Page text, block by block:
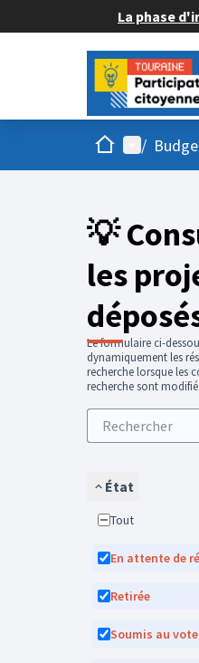
La phase
AccueilMenu
/
💡
les
Le formulaire ci-
dynamiquement les
recherche lorsque les
recherche sont
État
Tout
En attente de
Retirée
Soumis au vote